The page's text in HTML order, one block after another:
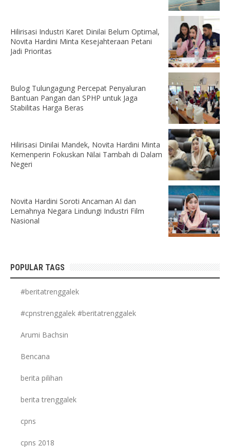
Hilirisasi Industri Karet Dinilai Belum Optimal,
Novita Hardini Minta Kesejahteraan Petani
Jadi Prioritas
Bulog Tulungagung Percepat Penyaluran
Bantuan Pangan dan SPHP untuk Jaga
Stabilitas Harga Beras
Hilirisasi Dinilai Mandek, Novita Hardini Minta
Kemenperin Fokuskan Nilai Tambah di Dalam
Negeri
Novita Hardini Soroti Ancaman AI dan
Lemahnya Negara Lindungi Industri Film
Nasional
POPULAR TAGS
#beritatrenggalek
#cpnstrenggalek #beritatrenggalek
Arumi Bachsin
Bencana
berita pilihan
berita trenggalek
cpns
cpns 2018